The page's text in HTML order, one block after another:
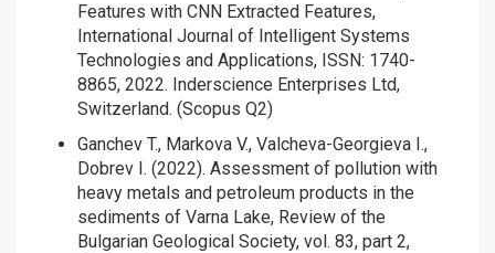
Features with CNN Extracted Features,
International Journal of Intelligent Systems
Technologies and Applications, ISSN: 1740-
8865, 2022. Inderscience Enterprises Ltd,
Switzerland. (Scopus Q2)
Ganchev T., Markova V., Valcheva-Georgieva I.,
Dobrev I. (2022). Assessment of pollution with
heavy metals and petroleum products in the
sediments of Varna Lake, Review of the
Bulgarian Geological Society, vol. 83, part 2,